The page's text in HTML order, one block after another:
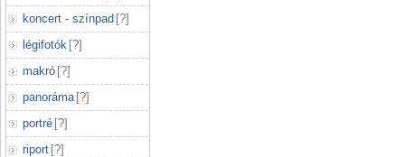
koncert - színpad [?]
légifotók [?]
makró [?]
panoráma [?]
portré [?]
riport [?]